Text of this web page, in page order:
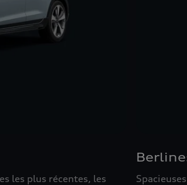
les plus récentes, les